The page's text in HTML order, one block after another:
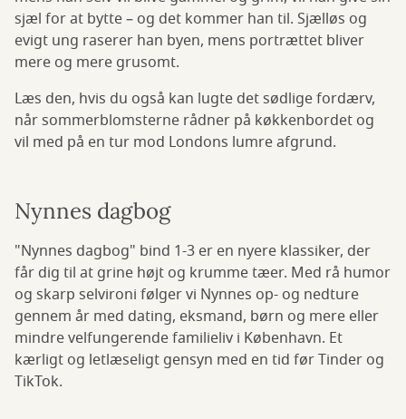
sjæl for at bytte – og det kommer han til. Sjælløs og
evigt ung raserer han byen, mens portrættet bliver
mere og mere grusomt.
Læs den, hvis du også kan lugte det sødlige fordærv,
når sommerblomsterne rådner på køkkenbordet og
vil med på en tur mod Londons lumre afgrund.
Nynnes dagbog
"Nynnes dagbog" bind 1-3 er en nyere klassiker, der
får dig til at grine højt og krumme tæer. Med rå humor
og skarp selvironi følger vi Nynnes op- og nedture
gennem år med dating, eksmand, børn og mere eller
mindre velfungerende familieliv i København. Et
kærligt og letlæseligt gensyn med en tid før Tinder og
TikTok.